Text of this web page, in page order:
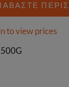
to view prices